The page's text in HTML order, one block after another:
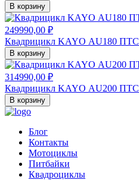
В корзину
249990,00 ₽
Квадрицикл KAYO AU180 ПТС
В корзину
314990,00 ₽
Квадрицикл KAYO AU200 ПТС
В корзину
Блог
Контакты
Мотоциклы
Питбайки
Квадроциклы